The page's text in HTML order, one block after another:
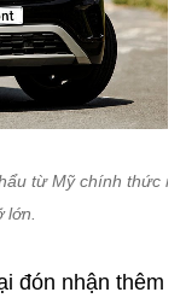
từ Mỹ chính thức
lớn.
đón nhận thêm